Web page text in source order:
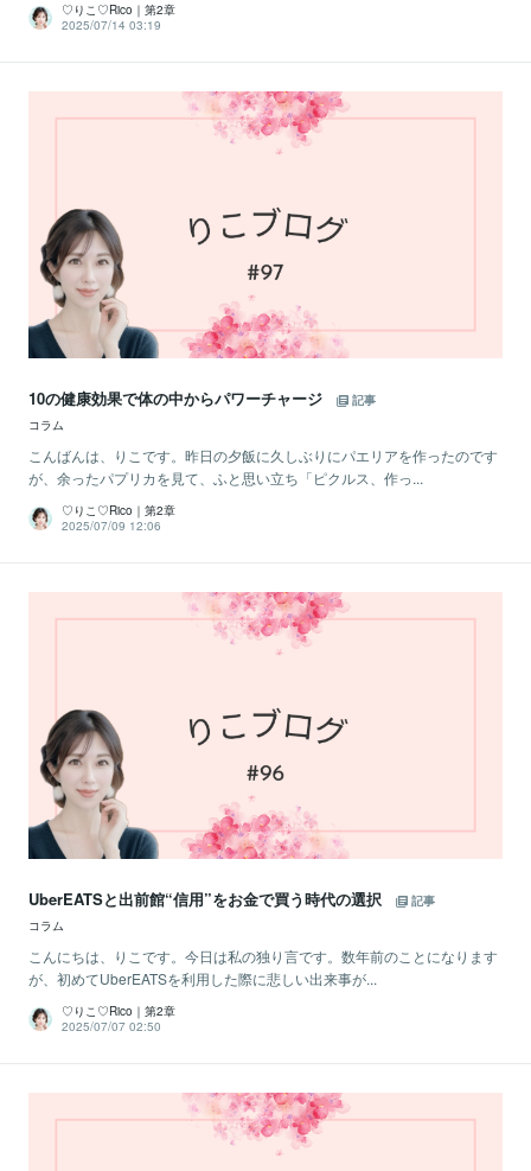
♡りこ♡Rico｜第2章
2025/07/14 03:19
10の健康効果で体の中からパワーチャージ
記事
コラム
こんばんは、りこです。昨日の夕飯に久しぶりにパエリアを作ったのです
が、余ったパプリカを見て、ふと思い立ち「ピクルス、作っ...
♡りこ♡Rico｜第2章
2025/07/09 12:06
UberEATSと出前館“信用”をお金で買う時代の選択
記事
コラム
こんにちは、りこです。今日は私の独り言です。数年前のことになります
が、初めてUberEATSを利用した際に悲しい出来事が...
♡りこ♡Rico｜第2章
2025/07/07 02:50